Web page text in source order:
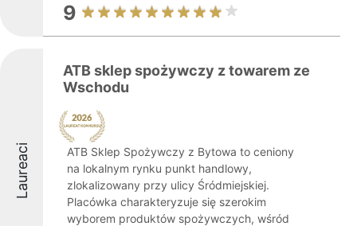
9
Laureaci
ATB sklep spożywczy z towarem ze
Wschodu
ATB Sklep Spożywczy z Bytowa to ceniony
na lokalnym rynku punkt handlowy,
zlokalizowany przy ulicy Śródmiejskiej.
Placówka charakteryzuje się szerokim
wyborem produktów spożywczych, wśród